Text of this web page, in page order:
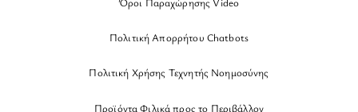
Πολιτική Απορρήτου Chatbots
Πολιτική Χρήσης Τεχνητής Νοημοσύνης
Προϊόντα Φιλικά προς το Περιβάλλον